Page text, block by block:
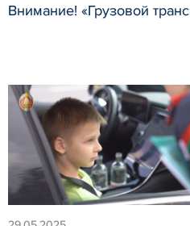
Внимание! «Грузовой